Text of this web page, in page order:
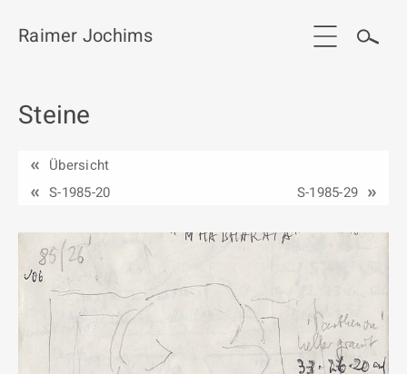
Start
Werkgruppen / Work groups
Ausstellungen
Vita
Publikationen
Kontakt
Raimer Jochims
Steine
Übersicht
S-1985-20
S-1985-29